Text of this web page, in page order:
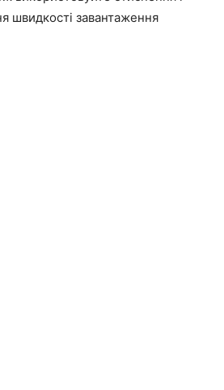
швидкості завантаження